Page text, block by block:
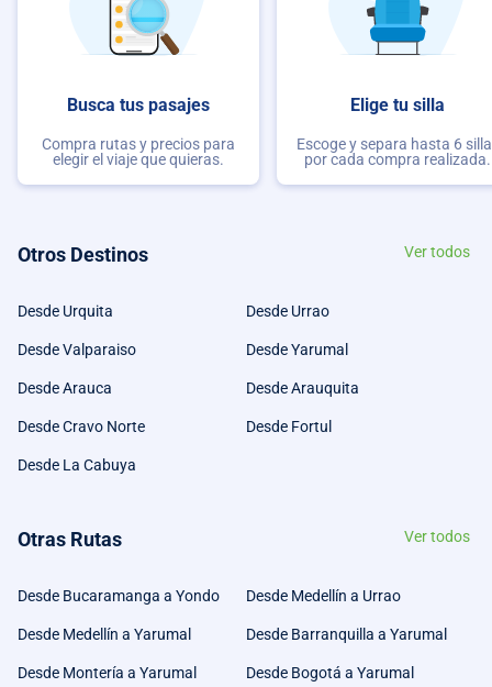
Busca tus pasajes
Compra rutas y precios para
elegir el viaje que quieras.
Elige tu silla
Escoge y separa hasta 6
por cada compra realizada.
Otros Destinos Ver todos
Desde Urquita Desde Urrao
Desde Valparaiso Desde Yarumal
Desde Arauca Desde Arauquita
Desde Cravo Norte Desde Fortul
Desde La Cabuya
Otras Rutas Ver todos
Desde Bucaramanga a Yondo Desde Medellín a Urrao
Desde Medellín a Yarumal Desde Barranquilla a Yarumal
Desde Montería a Yarumal Desde Bogotá a Yarumal